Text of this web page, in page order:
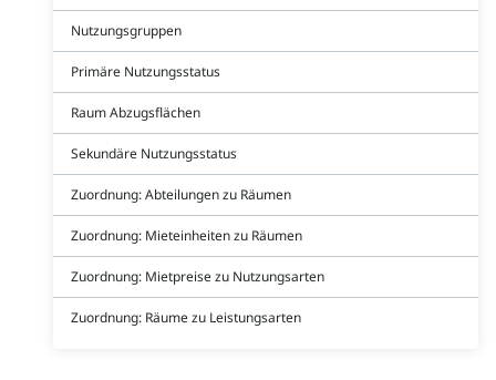
Nutzungsgruppen
Primäre Nutzungsstatus
Raum Abzugsflächen
Sekundäre Nutzungsstatus
Zuordnung: Abteilungen zu Räumen
Zuordnung: Mieteinheiten zu Räumen
Zuordnung: Mietpreise zu Nutzungsarten
Zuordnung: Räume zu Leistungsarten